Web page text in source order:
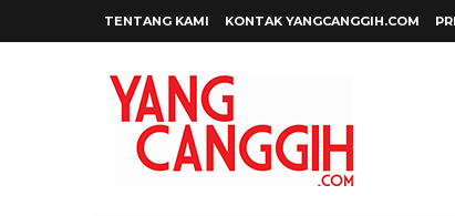
TENTANG KAMI KONTAK YANGCANGGIH.COM